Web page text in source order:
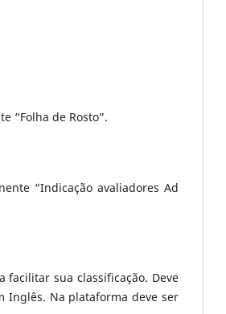
“Folha de Rosto”.
“Indicação avaliadores Ad
facilitar sua classificação. Deve
Inglês. Na plataforma deve ser